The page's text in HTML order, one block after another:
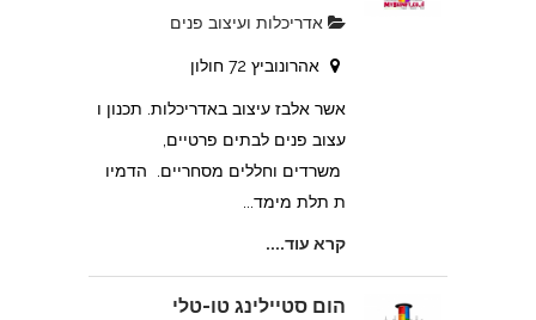
אדריכלות ועיצוב פנים
אהרונוביץ 72 חולון
אשר אלבז עיצוב באדריכלות. תכנון ו
עצוב פנים לבתים פרטיים,
משרדים וחללים מסחריים. הדמיו
ת תלת מימד...
קרא עוד....
הום סטיילינג טו-טלי